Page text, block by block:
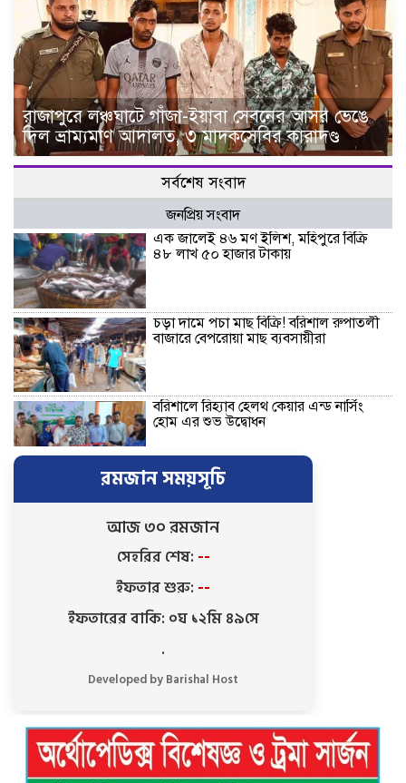
রাজাপুরে লঞ্চঘাটে গাঁজা-ইয়াবা সেবনের আসর ভেঙে
দিল ভ্রাম্যমাণ আদালত, ৩ মাদকসেবির কারাদণ্ড
সর্বশেষ সংবাদ
জনপ্রিয় সংবাদ
এক জালেই ৪৬ মণ ইলিশ, মহিপুরে বিক্রি
৪৮ লাখ ৫০ হাজার টাকায়
চড়া দামে পচা মাছ বিক্রি! বরিশাল রুপাতলী
বাজারে বেপরোয়া মাছ ব্যবসায়ীরা
বরিশালে রিহ্যাব হেলথ কেয়ার এন্ড নার্সিং
হোম এর শুভ উদ্বোধন
বাকেরগঞ্জে জমির দ্বন্দ্বে হামলা-মামলার
ষড়যন্ত্রে লিপ্ত ভাতিজার বিরুদ্ধে চাচার সংবাদ
সম্মেলন
আউটলেটের শুভ উদ্বোধন, গ্রাহকদের ব্যাংকিং
সেবা সম্পর্কে অবহিতকরণ
রাজাপুরে লঞ্চঘাটে গাঁজা-ইয়াবা সেবনের
আসর ভেঙে দিল ভ্রাম্যমাণ আদালত, ৩
মাদকসেবির কারাদণ্ড
নিখোঁজ ভিকটিমের সন্ধান মেলেনি …
ট্রাইব্যুনালে প্রশ্নবিদ্ধ চার্জশিট দেয়ায়
পিবিআই’র তদন্তকারী কর্মকর্তাকে শোকজ সহ
রমজান সময়সূচি
আজ ৩০ রমজান
সেহরির শেষ: --
ইফতার শুরু: --
ইফতারের বাকি: ০ঘ ১২মি ৪৮সে
.
Developed by Barishal Host